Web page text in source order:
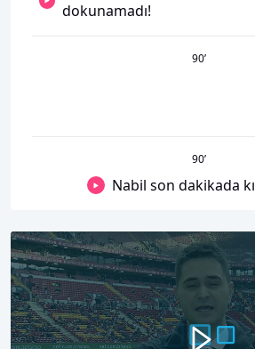
dokunamadı!
90’
90’
Nabil son dakikada